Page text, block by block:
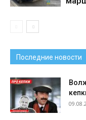
Последние новости